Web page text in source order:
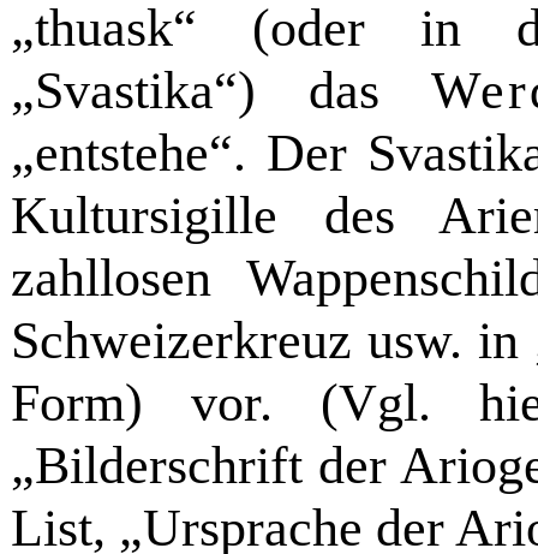
„thuask“ (oder in
„Svastika“) das
„entstehe“. Der
Kultursigille des
zahllosen
Schweizerkreuz usw.
Form) vor. (Vgl.
„Bilderschrift der
List, „Ursprache der